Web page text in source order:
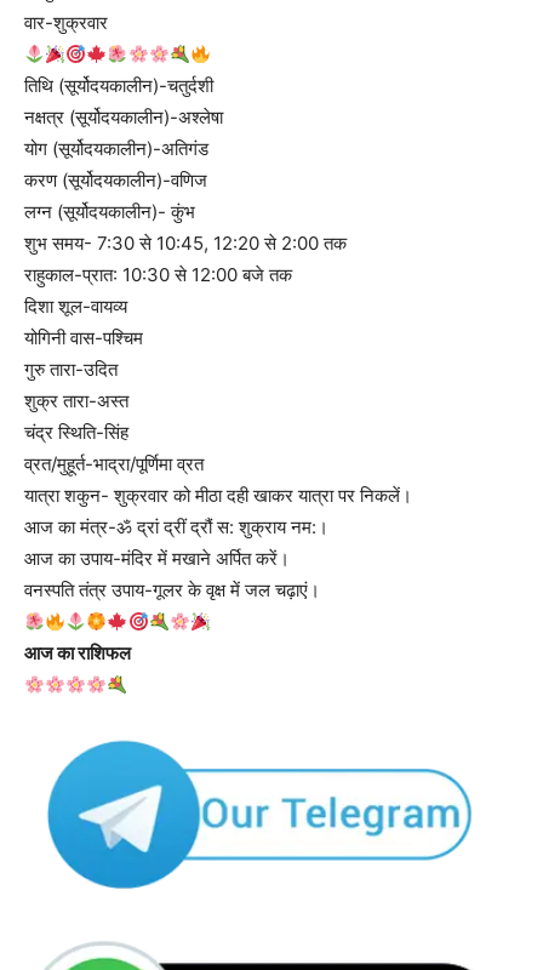
वार-शुक्रवार
तिथि (सूर्योदयकालीन)-चतुर्दशी
नक्षत्र (सूर्योदयकालीन)-अश्लेषा
योग (सूर्योदयकालीन)-अतिगंड
करण (सूर्योदयकालीन)-वणिज
लग्न (सूर्योदयकालीन)- कुंभ
शुभ समय- 7:30 से 10:45, 12:20 से 2:00 तक
राहुकाल-प्रात: 10:30 से 12:00 बजे तक
दिशा शूल-वायव्य
योगिनी वास-पश्चिम
गुरु तारा-उदित
शुक्र तारा-अस्त
चंद्र स्थिति-सिंह
व्रत/मुहूर्त-भाद्रा/पूर्णिमा व्रत
यात्रा शकुन- शुक्रवार को मीठा दही खाकर यात्रा पर निकलें।
आज का मंत्र-ॐ द्रां द्रीं द्रौं स: शुक्राय नम:।
आज का उपाय-मंदिर में मखाने अर्पित करें।
वनस्पति तंत्र उपाय-गूलर के वृक्ष में जल चढ़ाएं।
आज का राशिफल